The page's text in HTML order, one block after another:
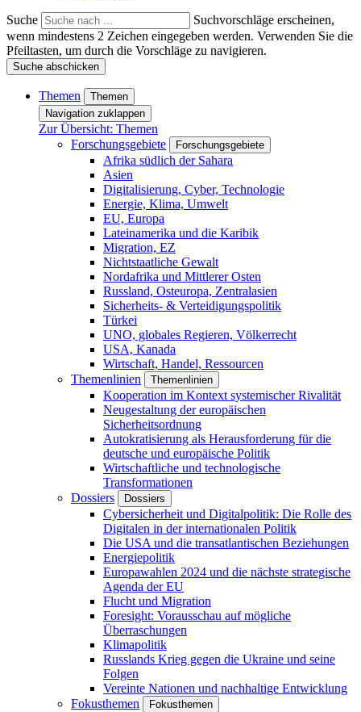
Suche
Suchvorschläge erscheinen,
wenn mindestens 2 Zeichen eingegeben werden. Verwenden Sie die
Pfeiltasten, um durch die Vorschläge zu navigieren.
Suche abschicken
Themen
Themen
Navigation zuklappen
Zur Übersicht: Themen
Forschungsgebiete
Forschungsgebiete
Afrika südlich der Sahara
Asien
Digitalisierung, Cyber, Technologie
Energie, Klima, Umwelt
EU, Europa
Lateinamerika und die Karibik
Migration, EZ
Nichtstaatliche Gewalt
Nordafrika und Mittlerer Osten
Russland, Osteuropa, Zentralasien
Sicherheits- & Verteidigungspolitik
Türkei
UNO, globales Regieren, Völkerrecht
USA, Kanada
Wirtschaft, Handel, Ressourcen
Themenlinien
Themenlinien
Kooperation im Kontext systemischer Rivalität
Neugestaltung der europäischen
Sicherheitsordnung
Autokratisierung als Herausforderung für die
deutsche und europäische Politik
Wirtschaftliche und technologische
Transformationen
Dossiers
Dossiers
Cybersicherheit und Digitalpolitik: Die Rolle des
Digitalen in der internationalen Politik
Die USA und die transatlantischen Beziehungen
Energiepolitik
Europawahlen 2024 und die nächste strategische
Agenda der EU
Flucht und Migration
Foresight: Vorausschau auf mögliche
Überraschungen
Klimapolitik
Russlands Krieg gegen die Ukraine und seine
Folgen
Vereinte Nationen und nachhaltige Entwicklung
Fokusthemen
Fokusthemen